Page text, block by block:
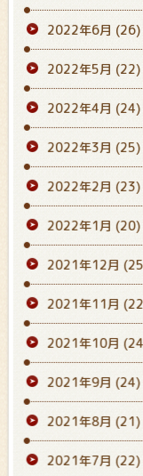
2022年6月 (26)
2022年5月 (22)
2022年4月 (24)
2022年3月 (25)
2022年2月 (23)
2022年1月 (20)
2021年12月
2021年11月
2021年10月
2021年9月 (24)
2021年8月 (21)
2021年7月 (22)